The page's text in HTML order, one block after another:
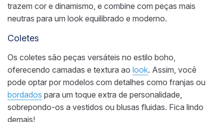
trazem cor e dinamismo, e combine com peças mais
neutras para um look equilibrado e moderno.
Coletes
Os coletes são peças versáteis no estilo boho,
oferecendo camadas e textura ao look. Assim, você
pode optar por modelos com detalhes como franjas ou
bordados para um toque extra de personalidade,
sobrepondo-os a vestidos ou blusas fluidas. Fica lindo
demais!